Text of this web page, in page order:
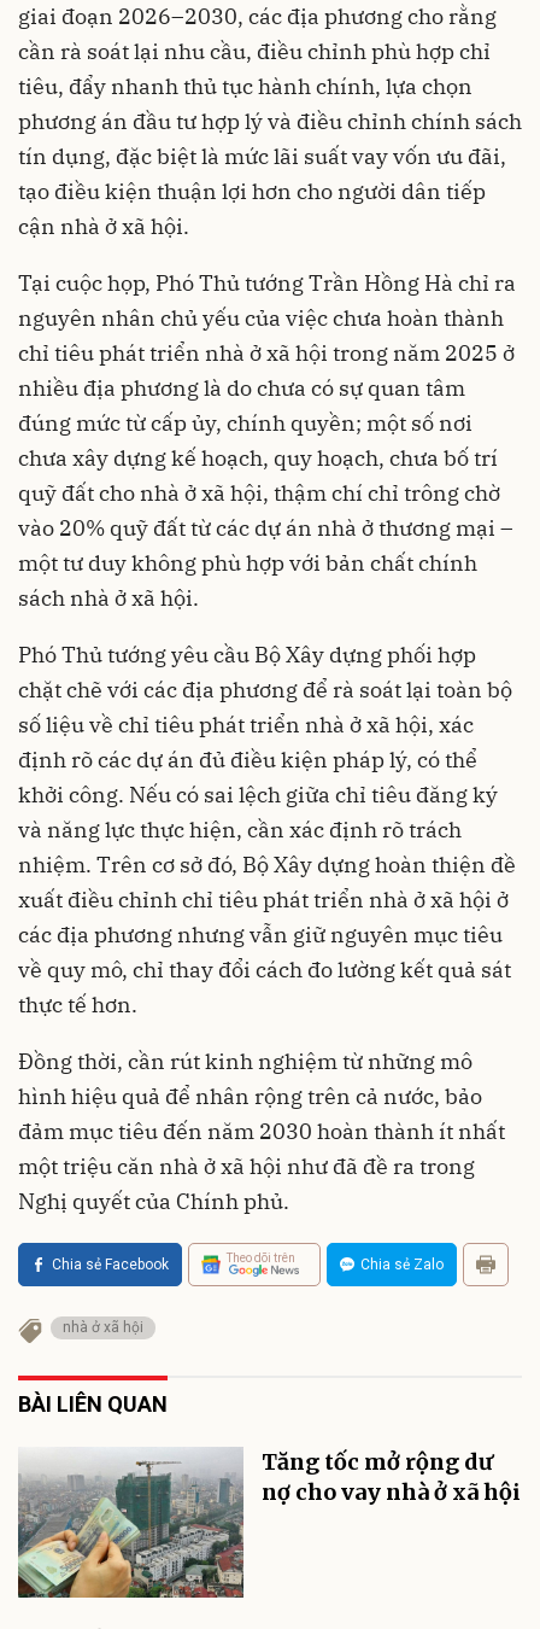
giai đoạn 2026–2030, các địa phương cho rằng
cần rà soát lại nhu cầu, điều chỉnh phù hợp chỉ
tiêu, đẩy nhanh thủ tục hành chính, lựa chọn
phương án đầu tư hợp lý và điều chỉnh chính sách
tín dụng, đặc biệt là mức lãi suất vay vốn ưu đãi,
tạo điều kiện thuận lợi hơn cho người dân tiếp
cận nhà ở xã hội.
Tại cuộc họp, Phó Thủ tướng Trần Hồng Hà chỉ ra
nguyên nhân chủ yếu của việc chưa hoàn thành
chỉ tiêu phát triển nhà ở xã hội trong năm 2025 ở
nhiều địa phương là do chưa có sự quan tâm
đúng mức từ cấp ủy, chính quyền; một số nơi
chưa xây dựng kế hoạch, quy hoạch, chưa bố trí
quỹ đất cho nhà ở xã hội, thậm chí chỉ trông chờ
vào 20% quỹ đất từ các dự án nhà ở thương mại –
một tư duy không phù hợp với bản chất chính
sách nhà ở xã hội.
Phó Thủ tướng yêu cầu Bộ Xây dựng phối hợp
chặt chẽ với các địa phương để rà soát lại toàn bộ
số liệu về chỉ tiêu phát triển nhà ở xã hội, xác
định rõ các dự án đủ điều kiện pháp lý, có thể
khởi công. Nếu có sai lệch giữa chỉ tiêu đăng ký
và năng lực thực hiện, cần xác định rõ trách
nhiệm. Trên cơ sở đó, Bộ Xây dựng hoàn thiện đề
xuất điều chỉnh chỉ tiêu phát triển nhà ở xã hội ở
các địa phương nhưng vẫn giữ nguyên mục tiêu
về quy mô, chỉ thay đổi cách đo lường kết quả sát
thực tế hơn.
Đồng thời, cần rút kinh nghiệm từ những mô
hình hiệu quả để nhân rộng trên cả nước, bảo
đảm mục tiêu đến năm 2030 hoàn thành ít nhất
một triệu căn nhà ở xã hội như đã đề ra trong
Nghị quyết của Chính phủ.
Chia sẻ Facebook Theo dõi trên Chia sẻ Zalo
nhà ở xã hội
BÀI LIÊN QUAN
Tăng tốc mở rộng dư
nợ cho vay nhà ở xã hội